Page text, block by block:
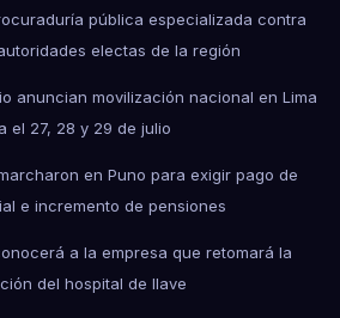
pública especializada contra
electas de la región
anuncian movilización nacional en Lima
el 27, 28 y 29 de julio
en Puno para exigir pago de
e incremento de pensiones
a la empresa que retomará la
del hospital de Ilave